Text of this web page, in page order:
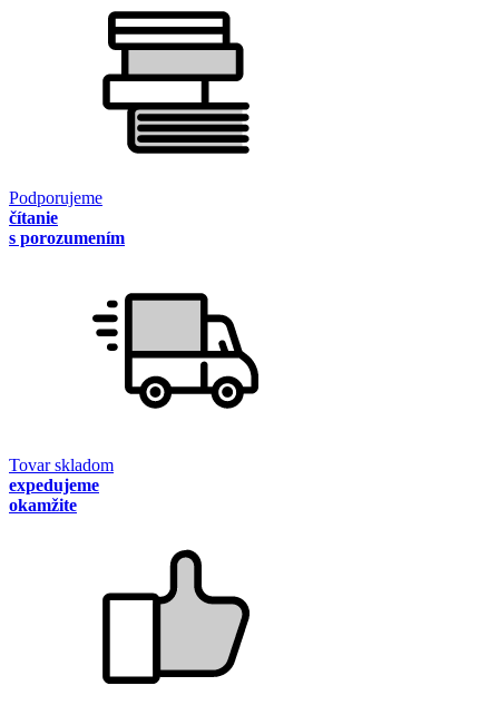
Podporujeme
čítanie
s porozumením
Tovar skladom
expedujeme
okamžite